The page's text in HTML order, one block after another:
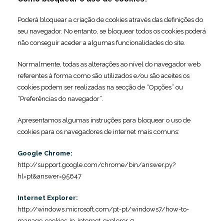
Poderá bloquear a criação de cookies através das definições do
seu navegador. No entanto, se bloquear todos os cookies poderá
não conseguir aceder a algumas funcionalidades do site.
Normalmente, todas as alterações ao nível do navegador web
referentes à forma como são utilizados e/ou são aceites os
cookies podem ser realizadas na secção de “Opções” ou
“Preferências do navegador”.
Apresentamos algumas instruções para bloquear o uso de
cookies para os navegadores de internet mais comuns:
Google Chrome:
http://support.google.com/chrome/bin/answer.py?
hl=pt&answer=95647
Internet Explorer:
http://windows.microsoft.com/pt-pt/windows7/how-to-